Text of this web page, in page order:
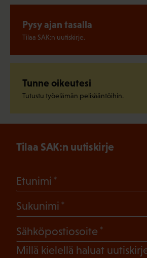
Pysy ajan tasalla
Tilaa SAK:n uutiskirje.
Tunne oikeutesi
Tutustu työelämän pelisääntöihin.
Tilaa SAK:n uutiskirje
Etunimi
Sukunimi
Sähköpostiosoite
Millä kielellä haluat